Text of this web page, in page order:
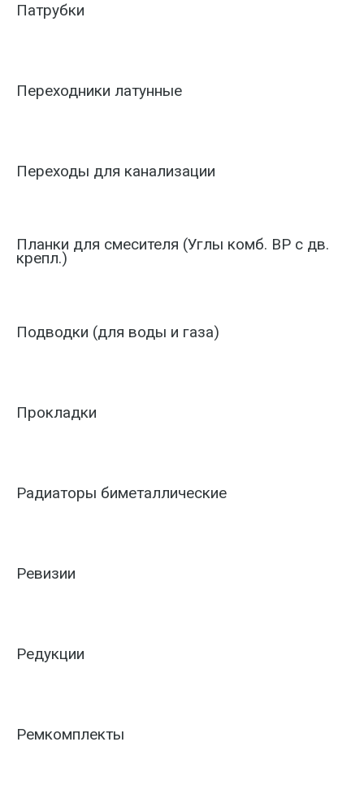
Патрубки
Переходники латунные
Переходы для канализации
Планки для смесителя (Углы комб. ВР с дв.
крепл.)
Подводки (для воды и газа)
Прокладки
Радиаторы биметаллические
Ревизии
Редукции
Ремкомплекты